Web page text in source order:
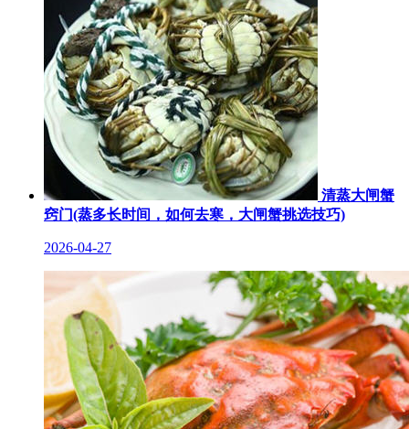
清蒸大闸蟹
窍门(蒸多长时间，如何去寒，大闸蟹挑选技巧)
2026-04-27